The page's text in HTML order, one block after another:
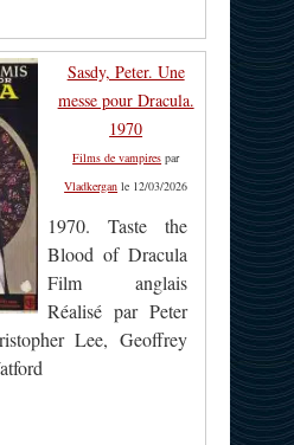
Sasdy, Peter. Une
messe pour Dracula.
1970
Films de vampires par
Vladkergan le 12/03/2026
1970. Taste the
Blood of Dracula
Film anglais
Réalisé par Peter
Lee, Geoffrey